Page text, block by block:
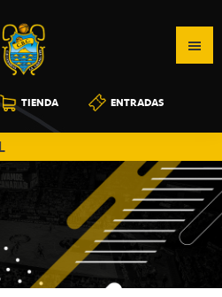
TIENDA ENTRADAS